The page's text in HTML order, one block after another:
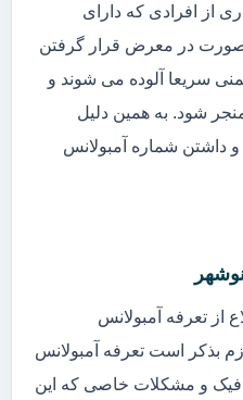
از افرادی که دارای
صورت در معرض قرار گرفتن
سریعا آلوده می شوند و
شود. به همین دلیل
داشتن شماره آمبولانس
از تعرفه آمبولانس
بذکر است تعرفه آمبولانس
و مشکلات خاصی که این